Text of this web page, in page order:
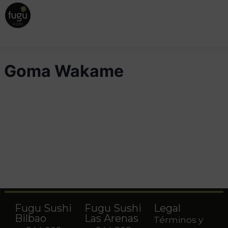
Goma Wakame
Fugu Sushi
Bilbao
Fugu Sushi
Las Arenas
Legal
Términos y